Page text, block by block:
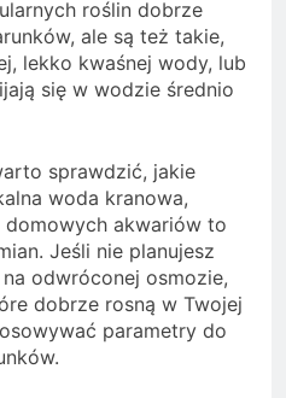
roślin dobrze
ale są też takie,
lekko kwaśnej wody, lub
się w wodzie średnio
sprawdzić, jakie
woda kranowa,
akwariów to
Jeśli nie planujesz
odwróconej osmozie,
dobrze rosną w Twojej
parametry do